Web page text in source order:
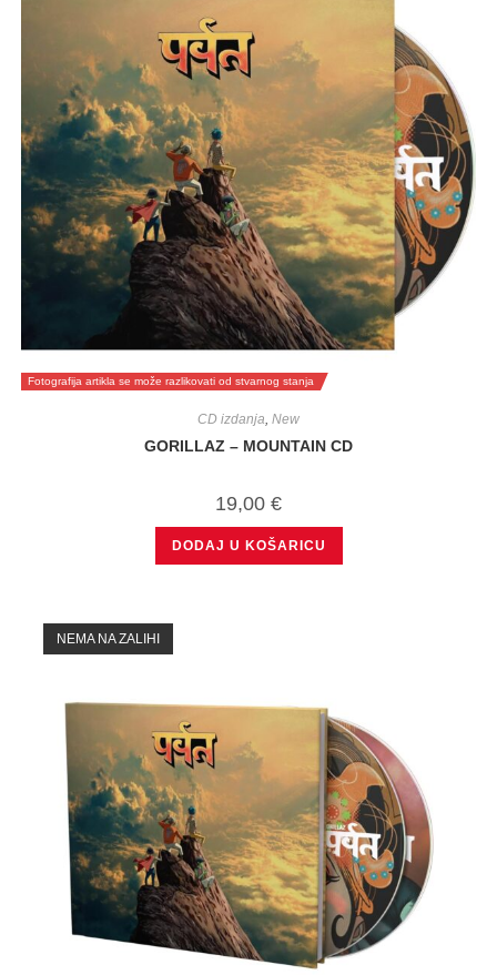
Fotografija artikla se može razlikovati od stvarnog stanja
CD izdanja, New
GORILLAZ – MOUNTAIN CD
19,00 €
DODAJ U KOŠARICU
NEMA NA ZALIHI